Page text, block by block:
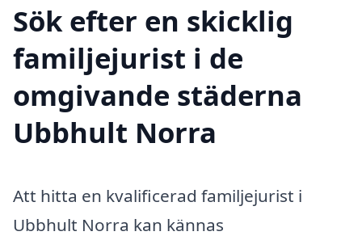
Sök efter en skicklig
familjejurist i de
omgivande städerna
Ubbhult Norra
Att hitta en kvalificerad familjejurist i
Ubbhult Norra kan kännas